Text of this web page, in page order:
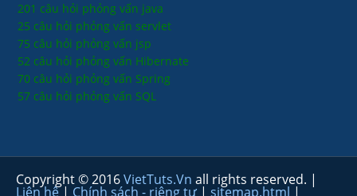
201 câu hỏi phỏng vấn java
25 câu hỏi phỏng vấn servlet
75 câu hỏi phỏng vấn jsp
52 câu hỏi phỏng vấn Hibernate
70 câu hỏi phỏng vấn Spring
57 câu hỏi phỏng vấn SQL
Copyright © 2016VietTuts.Vn all rights reserved. |
Liên hệ| Chính sách - riêng tư | sitemap.html |